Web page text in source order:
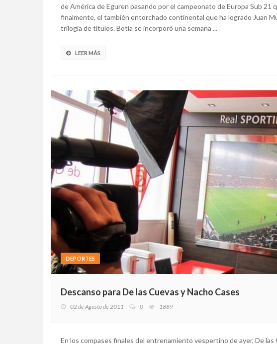
de América de Eguren pasando por el campeonato de Europa Sub 21
finalmente, el también entorchado continental que ha logrado Juan
trilogía de títulos. Botía se incorporó una semana ...
LEER MÁS
DEPORTES
Descanso para De las Cuevas y Nacho Cases
02 de Agosto de 2011 0 1889
En los compases finales del entrenamiento vespertino de ayer, De